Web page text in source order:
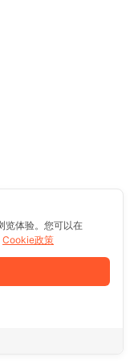
览体验。您可以在
Cookie政策